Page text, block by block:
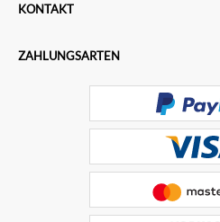
KONTAKT
ZAHLUNGSARTEN